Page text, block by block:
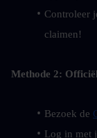
Controleer
claimen!
Methode 2:
Bezoek de
Log in met